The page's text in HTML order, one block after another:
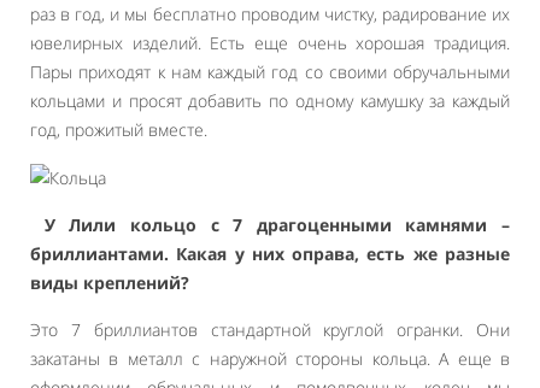
раз в год, и мы бесплатно проводим чистку, радирование их
ювелирных изделий. Есть еще очень хорошая традиция.
Пары приходят к нам каждый год со своими обручальными
кольцами и просят добавить по одному камушку за каждый
год, прожитый вместе.
У Лили кольцо с 7 драгоценными камнями –
бриллиантами. Какая у них оправа, есть же разные
виды креплений?
Это 7 бриллиантов стандартной круглой огранки. Они
закатаны в металл с наружной стороны кольца. А еще в